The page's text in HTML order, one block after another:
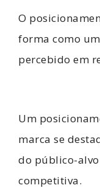
O
forma como
percebido em
Um
marca se
do público-
competitiva.